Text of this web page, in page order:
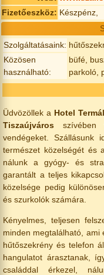
Fizetőeszköz: Készpénz,
Szolgáltatásaink:
Közösen
használható:
büfé,
parkoló,
Üdvözöllek a Hotel
Tiszaújváros szívében
vendégeket. Szállásunk
természet közelségét és
nálunk a gyógy- és
garantált a teljes
közelsége pedig
és szurkolók számára.
Kényelmes, teljesen
minden megtalálható, ami
hűtőszekrény és telefon
hangulatot árasztanak,
családdal érkezel,